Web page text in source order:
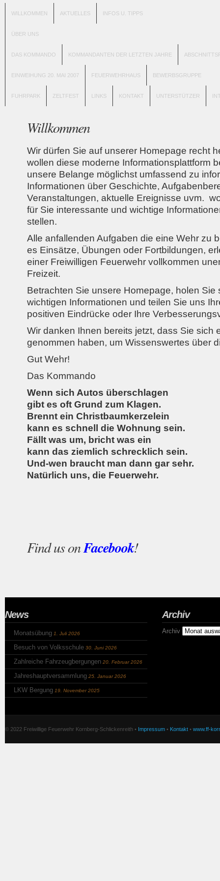
WILLKOMMEN AKTUELLES INFOS U. TIPPS
ÜBER UNS
DAS KOMMANDO KOMMANDANTEN DER LETZTEN JAHRE
EINWEIHUNG 20. MAI 2007 FEUERWEHRHAUS BEWERBSGRUPPE
FUHRPARK ZELTFEST LINKS KONTAKT UNTERSTÜTZER
Willkommen
Wir dürfen Sie auf unserer Homepage recht
wollen diese moderne Informationsplattform
unsere Belange möglichst umfassend zu
Informationen über Geschichte,
Veranstaltungen, aktuelle Ereignisse uvm.
für Sie interessante und wichtige
stellen.
Alle anfallenden Aufgaben die eine Wehr zu
es Einsätze, Übungen oder Fortbildungen,
einer Freiwilligen Feuerwehr vollkommen
Freizeit.
Betrachten Sie unsere Homepage, holen Sie
wichtigen Informationen und teilen Sie uns
positiven Eindrücke oder Ihre
Wir danken Ihnen bereits jetzt, dass Sie sich
genommen haben, um Wissenswertes über
Gut Wehr!
Das Kommando
Wenn sich Autos überschlagen
gibt es oft Grund zum Klagen.
Brennt ein Christbaumkerzelein
kann es schnell die Wohnung sein.
Fällt was um, bricht was ein
kann das ziemlich schrecklich sein.
Und-wen braucht man dann gar sehr.
Natürlich uns, die Feuerwehr.
Find us onFacebook!
News
Monatsübung 1. Juli 2026
Besuch von Volksschule 30. Juni 2026
Zahlreiche Fahrzeugbergungen 20. Februar 2026
Jahreshauptversammlung 25. Januar 2026
LKW Bergung 19. November 2025
Archiv
Archiv
© 2022 Freiwillige Feuerwehr Kornberg-Schlickenreith • Impressum • Kontakt • www.ff-